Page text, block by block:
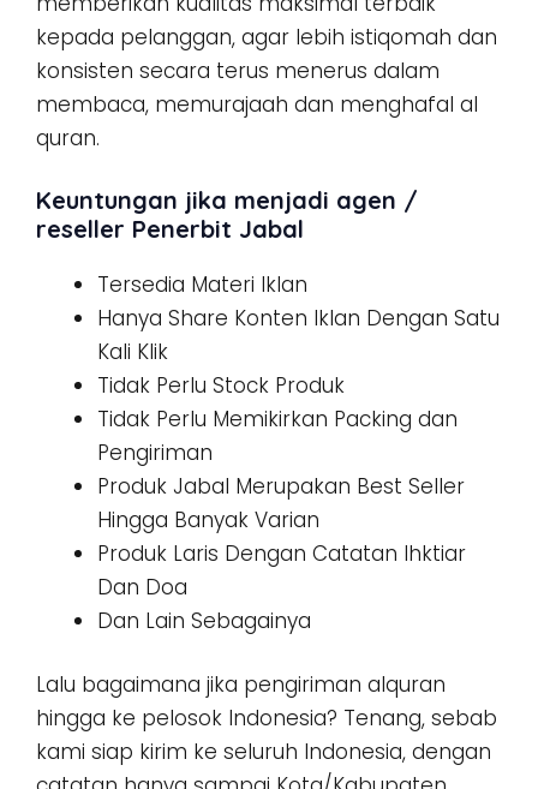
kepada pelanggan, agar lebih istiqomah dan
konsisten secara terus menerus dalam
membaca, memurajaah dan menghafal al
quran.
Keuntungan jika menjadi agen /
reseller Penerbit Jabal
Tersedia Materi Iklan
Hanya Share Konten Iklan Dengan Satu
Kali Klik
Tidak Perlu Stock Produk
Tidak Perlu Memikirkan Packing dan
Pengiriman
Produk Jabal Merupakan Best Seller
Hingga Banyak Varian
Produk Laris Dengan Catatan Ihktiar
Dan Doa
Dan Lain Sebagainya
Lalu bagaimana jika pengiriman alquran
hingga ke pelosok Indonesia? Tenang, sebab
kami siap kirim ke seluruh Indonesia, dengan